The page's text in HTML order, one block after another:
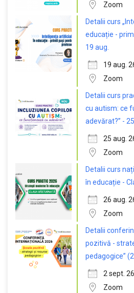
Zoom
Detalii curs
educație -
19 aug.
19 aug.
Zoom
Detalii curs
cu autism: ce
adevărat?” -
25 aug.
Zoom
Detalii curs
în educație -
26 aug.
Zoom
Detalii
pozitivă -
pedagogice”
2 sept. 26
Zoom